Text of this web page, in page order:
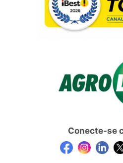
Conecte-se